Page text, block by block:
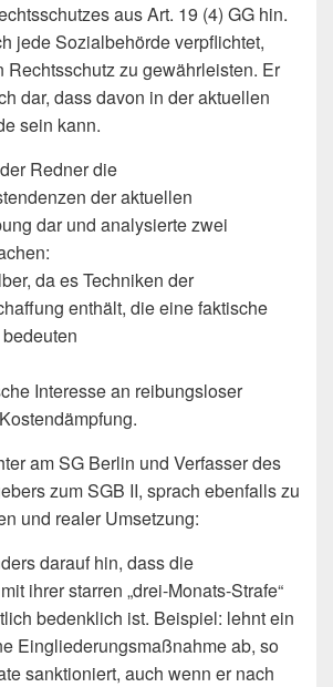
aus Art. 19 (4) GG hin.
jede Sozialbehörde verpflichtet,
Rechtsschutz zu gewährleisten. Er
dar, dass davon in der aktuellen
sein kann.
Redner die
der aktuellen
dar und analysierte zwei
da es Techniken der
enthält, die eine faktische
Interesse an reibungsloser
am SG Berlin und Verfasser des
zum SGB II, sprach ebenfalls zu
und realer Umsetzung:
darauf hin, dass die
ihrer starren „drei-Monats-Strafe“
bedenklich ist. Beispiel: lehnt ein
Eingliederungsmaßnahme ab, so
sanktioniert, auch wenn er nach